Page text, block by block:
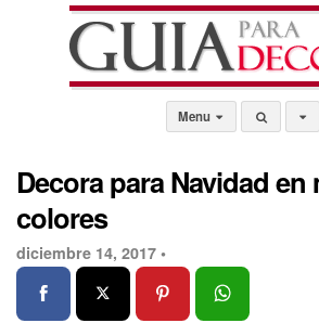
Menu
Decora para Navidad
colores
diciembre 14, 2017 •